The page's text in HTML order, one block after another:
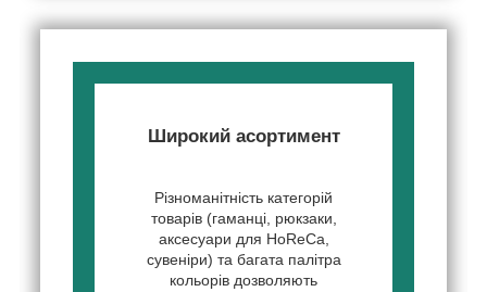
Широкий асортимент
Різноманітність категорій
товарів (гаманці, рюкзаки,
аксесуари для HoReCa,
сувеніри) та багата палітра
кольорів дозволяють